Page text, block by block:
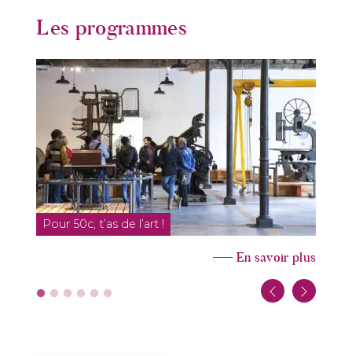
Les programmes
Pour 50c, t’as de l’art !
En savoir plus